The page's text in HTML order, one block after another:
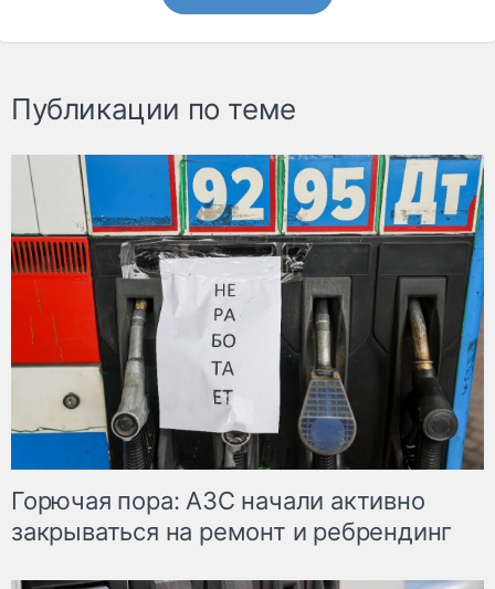
Публикации по теме
Горючая пора: АЗС начали активно
закрываться на ремонт и ребрендинг